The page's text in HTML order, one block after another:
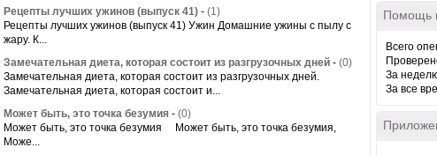
Рецепты лучших ужинов (выпуск 41) - (1)
Рецепты лучших ужинов (выпуск 41) Ужин Домашние ужины с пылу с
жару. К...
Замечательная диета, которая состоит из разгрузочных дней - (0)
Замечательная диета, которая состоит из разгрузочных дней.
Замечательная диета, которая состоит и...
Может быть, это точка безумия - (0)
Может быть, это точка безумия Может быть, это точка безумия,
Може...
Помощь
Всего
За
За все